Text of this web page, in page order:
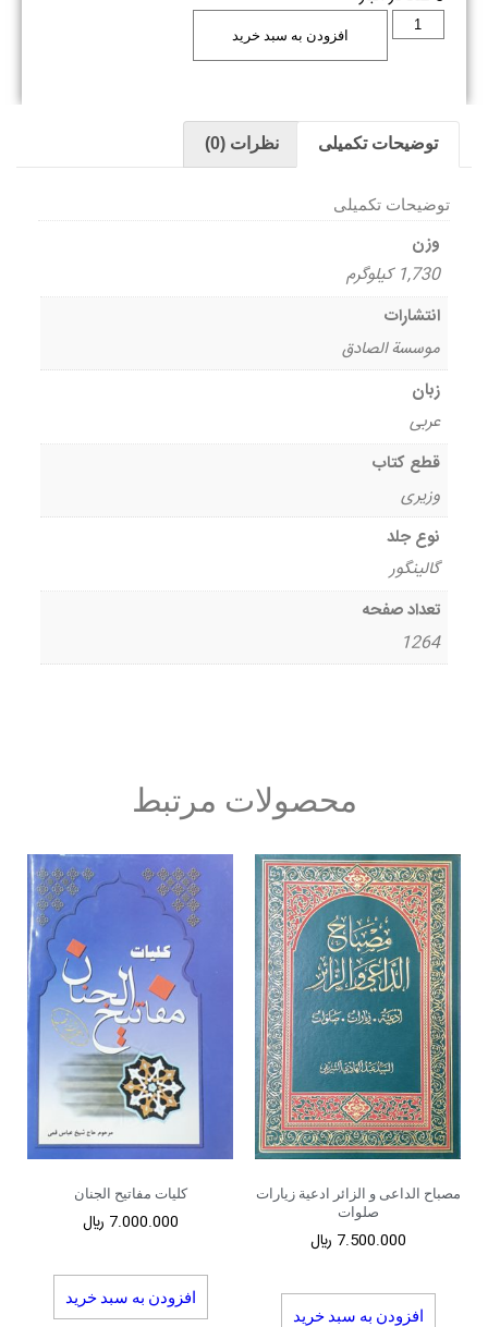
افزودن به سبد خرید
توضیحات تکمیلی نظرات (0)
توضیحات تکمیلی
وزن
1,730 کیلوگرم
انتشارات
موسسة الصادق
زبان
عربی
قطع کتاب
وزیری
نوع جلد
گالینگور
تعداد صفحه
1264
محصولات مرتبط
مصباح الداعی و الزائر ادعیة زیارات
صلوات
7.500.000 ﷼
افزودن به سبد خرید
کلیات مفاتیح الجنان
7.000.000 ﷼
افزودن به سبد خرید